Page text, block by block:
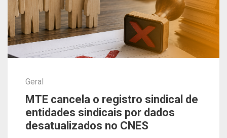
Geral
MTE cancela o registro sindical de
entidades sindicais por dados
desatualizados no CNES